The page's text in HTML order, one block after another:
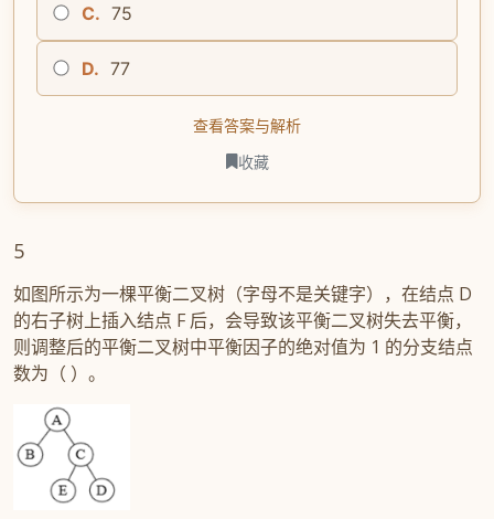
C. 75
D. 77
查看答案与解析
收藏
5
如图所示为一棵平衡二叉树（字母不是关键字），在结点 D
的右子树上插入结点 F 后，会导致该平衡二叉树失去平衡，
则调整后的平衡二叉树中平衡因子的绝对值为 1 的分支结点
数为（ ）。